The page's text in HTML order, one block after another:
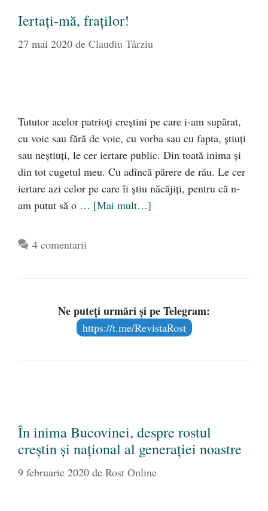
Iertați-mă, fraților!
27 mai 2020 de Claudiu Târziu
Tututor acelor patrioți creștini pe care i-am supărat,
cu voie sau fără de voie, cu vorba sau cu fapta, știuți
sau neștiuți, le cer iertare public. Din toată inima și
din tot cugetul meu. Cu adîncă părere de rău. Le cer
iertare azi celor pe care îi știu năcăjiți, pentru că n-
am putut să o … [Mai mult…]
4 comentarii
Ne puteți urmări și pe Telegram:
https://t.me/RevistaRost
În inima Bucovinei, despre rostul
creștin și național al generației noastre
9 februarie 2020 de Rost Online